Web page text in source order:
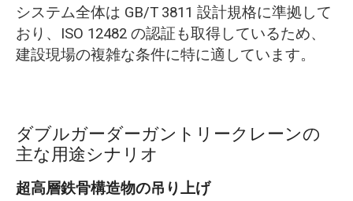
システム全体は GB/T 3811 設計規格に準拠して
おり、ISO 12482 の認証も取得しているため、
建設現場の複雑な条件に特に適しています。
ダブルガーダーガントリークレーンの
主な用途シナリオ
超高層鉄骨構造物の吊り上げ